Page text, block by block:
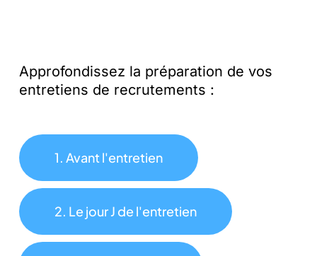
Approfondissez la préparation de vos
entretiens de recrutements :
1. Avant l'entretien
2. Le jour J de l'entretien